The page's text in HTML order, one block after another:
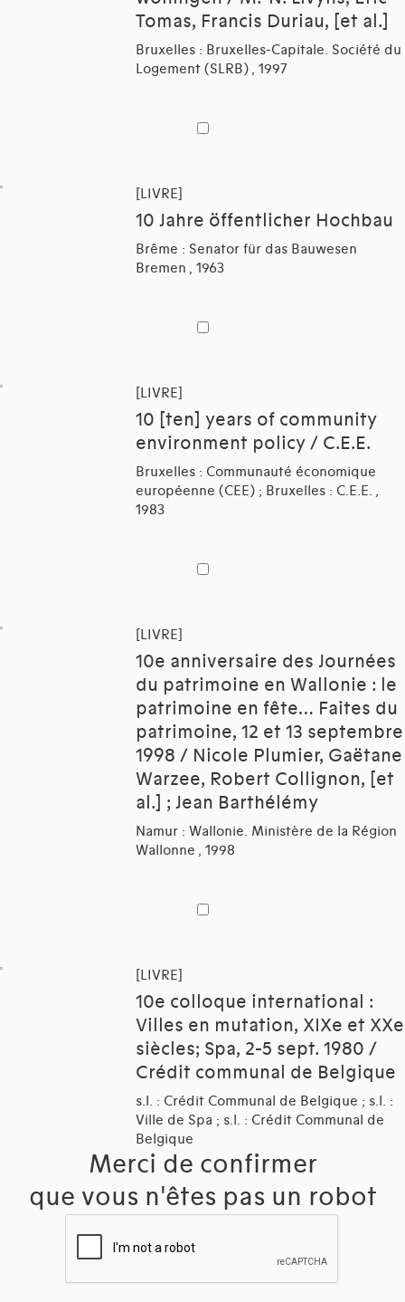
Tomas, Francis Duriau, [et al.]
Bruxelles : Bruxelles-Capitale. Société du
Logement (SLRB) , 1997
[LIVRE]
10 Jahre öffentlicher Hochbau
Brême : Senator für das Bauwesen
Bremen , 1963
[LIVRE]
10 [ten] years of community
environment policy / C.E.E.
Bruxelles : Communauté économique
européenne (CEE) ; Bruxelles : C.E.E. ,
1983
[LIVRE]
10e anniversaire des Journées
du patrimoine en Wallonie : le
patrimoine en fête… Faites du
patrimoine, 12 et 13 septembre
1998 / Nicole Plumier, Gaëtane
Warzee, Robert Collignon, [et
al.] ; Jean Barthélémy
Namur : Wallonie. Ministère de la Région
Wallonne , 1998
[LIVRE]
10e colloque international :
Villes en mutation, XIXe et XXe
siècles; Spa, 2-5 sept. 1980 /
Crédit communal de Belgique
s.l. : Crédit Communal de Belgique ; s.l. :
Ville de Spa ; s.l. : Crédit Communal de
Belgique
Merci de confirmer
que vous n'êtes pas un robot